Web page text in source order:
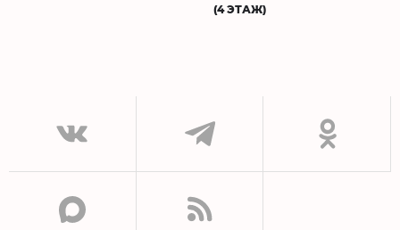
(4 ЭТАЖ)